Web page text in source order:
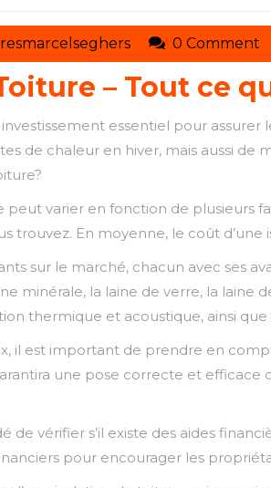
0 Comment
– Tout ce
investissement essentiel pour
de chaleur en hiver, mais aussi
peut varier en fonction de plusieurs
trouvez. En moyenne, le coût
sur le marché, chacun avec ses
minérale, la laine de verre, la laine
thermique et acoustique, ainsi
il est important de prendre en
une pose correcte et
vérifier s’il existe des aides
pour encourager les